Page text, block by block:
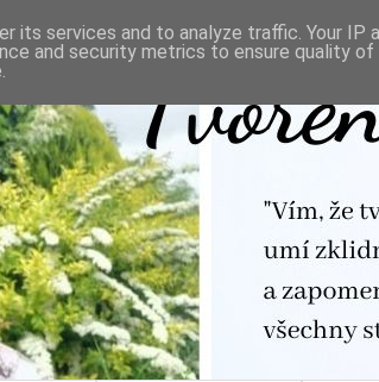
its services and to analyze traffic. Your IP
and security metrics to ensure quality of